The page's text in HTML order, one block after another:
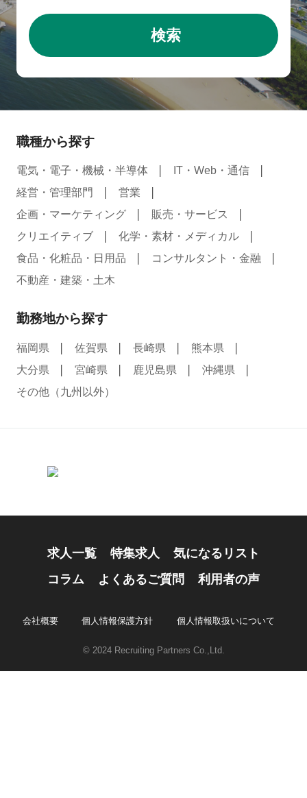
検索
職種から探す
電気・電子・機械・半導体
IT・Web・通信
経営・管理部門
営業
企画・マーケティング
販売・サービス
クリエイティブ
化学・素材・メディカル
食品・化粧品・日用品
コンサルタント・金融
不動産・建築・土木
勤務地から探す
福岡県 佐賀県 長崎県
熊本県
大分県
宮崎県 鹿児島県
沖縄県
その他（九州以外）
求人一覧 特集求人
気になるリスト
コラム
よくあるご質問 利用者の声
会社概要 個人情報保護方針 個人情報取扱いについて
© 2024 Recruiting Partners Co.,Ltd.